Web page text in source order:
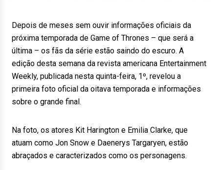
Depois de meses sem ouvir informações oficiais da
próxima temporada de Game of Thrones – que será a
última – os fãs da série estão saindo do escuro. A
edição desta semana da revista americana Entertainment
Weekly, publicada nesta quinta-feira, 1º, revelou a
primeira foto oficial da oitava temporada e informações
sobre o grande final.
Na foto, os atores Kit Harington e Emilia Clarke, que
atuam como Jon Snow e Daenerys Targaryen, estão
abraçados e caracterizados como os personagens.